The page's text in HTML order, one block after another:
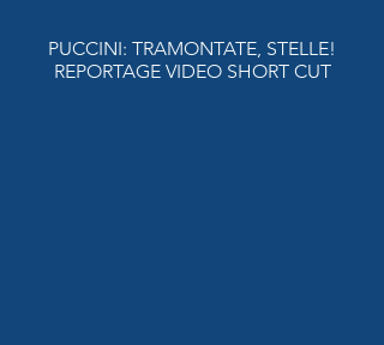
PUCCINI: TRAMONTATE, STELLE!
REPORTAGE VIDEO SHORT CUT